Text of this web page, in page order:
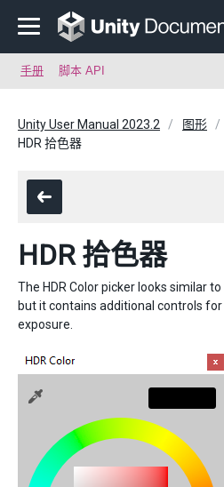
手册 脚本 API
Unity User Manual 2023.2 图形
HDR 拾色器
HDR 拾色器
The HDR Color picker looks similar
but it contains additional controls for
exposure.